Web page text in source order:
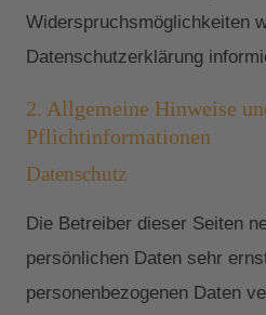
Widerspruchsmöglichkeiten
Datenschutzerklärung
2. Allgemeine Hinweise
Pflichtinformationen
Datenschutz
Die Betreiber dieser Seiten
persönlichen Daten sehr
personenbezogenen Daten